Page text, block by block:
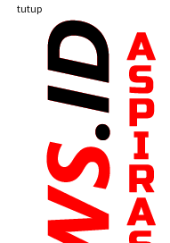
tutup
Pastikan